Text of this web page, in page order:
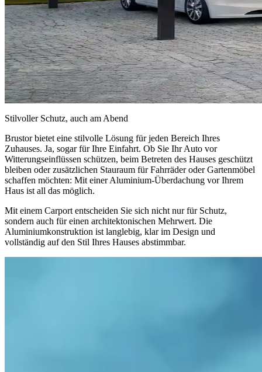
Stilvoller Schutz, auch am Abend
Brustor bietet eine stilvolle Lösung für jeden Bereich Ihres
Zuhauses. Ja, sogar für Ihre Einfahrt. Ob Sie Ihr Auto vor
Witterungseinflüssen schützen, beim Betreten des Hauses geschützt
bleiben oder zusätzlichen Stauraum für Fahrräder oder Gartenmöbel
schaffen möchten: Mit einer Aluminium-Überdachung vor Ihrem
Haus ist all das möglich.
Mit einem Carport entscheiden Sie sich nicht nur für Schutz,
sondern auch für einen architektonischen Mehrwert. Die
Aluminiumkonstruktion ist langlebig, klar im Design und
vollständig auf den Stil Ihres Hauses abstimmbar.